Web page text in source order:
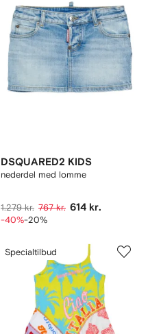
DSQUARED2 KIDS
nederdel med lomme
1.279 kr. 767 kr. 614 kr.
-40%-20%
Specialtilbud